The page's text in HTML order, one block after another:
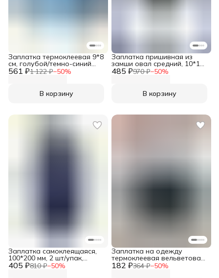
561 ₽1 122 ₽−50%
Заплатка термоклеевая 9*8
см, голубой/темно-синий
цвет, Prym
В корзину
485 ₽970 ₽−50%
Заплатка пришивная из
замши овал средний, 10*14
см с перфорацией, с тупыми
В корзину
405 ₽810 ₽−50%
Заплатка самоклеящаяся,
100*200 мм, 2 шт/упак,
синий, Айрис 182 ₽364 ₽−50%
Заплатка на одежду
термоклеевая вельветовая
10х15 см 2 шт, Hobby&Pro